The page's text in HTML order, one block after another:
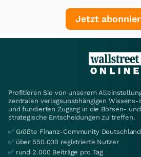
Jetzt
Profitieren Sie von unserem
zentralen verlagsunabhängigen
und fundierten Zugang in die Börsen-
strategische Entscheidungen zu treffen.
✅ Größte Finanz-Community
✅ über 550.000 registrierte Nutzer
✅ rund 2.000 Beiträge pro Tag